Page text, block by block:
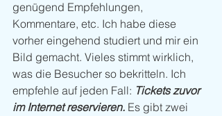
genügend Empfehlungen,
Kommentare, etc. Ich habe diese
vorher eingehend studiert und mir ein
Bild gemacht. Vieles stimmt wirklich,
was die Besucher so bekritteln. Ich
empfehle auf jeden Fall: Tickets zuvor
im Internet reservieren. Es gibt zwei